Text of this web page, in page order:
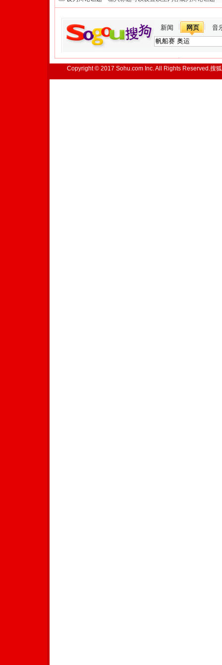
新闻 网页 音
Copyright © 2017 Sohu.com Inc. All Rights Reserved.搜